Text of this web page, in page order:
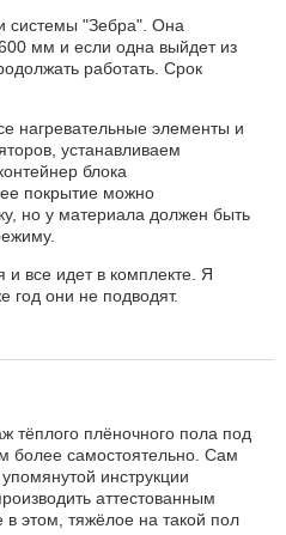
системы "Зебра". Она
мм и если одна выйдет из
работать. Срок
нагревательные элементы и
устанавливаем
блока
покрытие можно
но у материала должен быть
и все идет в комплекте. Я
год они не подводят.
тёплого плёночного пола под
более самостоятельно. Сам
инструкции
аттестованным
этом, тяжёлое на такой пол